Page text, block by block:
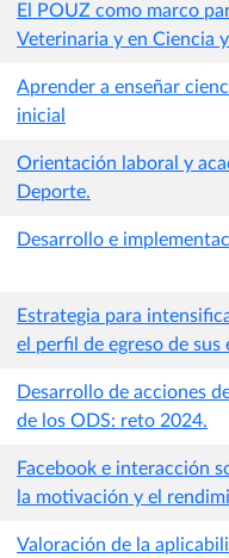
El POUZ como marco
Veterinaria y en Ciencia
Aprender a enseñar
inicial
Orientación laboral y
Deporte.
Desarrollo e
Estrategia para
el perfil de egreso de
Desarrollo de acciones
de los ODS: reto 2024.
Facebook e interacción
la motivación y el
Valoración de la